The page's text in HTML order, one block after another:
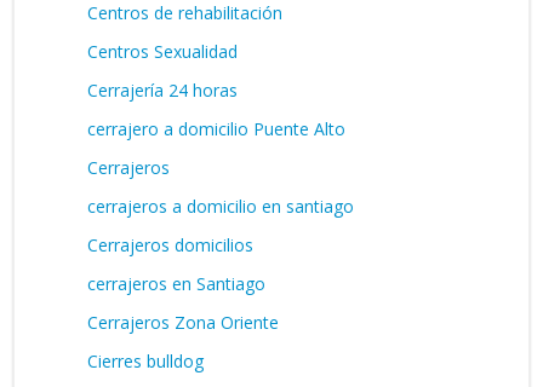
Centros de rehabilitación
Centros Sexualidad
Cerrajería 24 horas
cerrajero a domicilio Puente Alto
Cerrajeros
cerrajeros a domicilio en santiago
Cerrajeros domicilios
cerrajeros en Santiago
Cerrajeros Zona Oriente
Cierres bulldog